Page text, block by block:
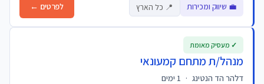
💼 שיווק ומכירות 📍 כל הארץ לפרטים ←
מנהל/ת מתחם קמעונאי
דלהר הד הנטינג ·
✓ מעסיק מאומת